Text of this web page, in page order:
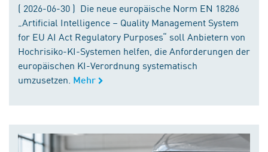
( 2026-06-30 ) Die neue europäische Norm EN 18286
„Artificial Intelligence – Quality Management System
for EU AI Act Regulatory Purposes“ soll Anbietern von
Hochrisiko-KI-Systemen helfen, die Anforderungen der
europäischen KI-Verordnung systematisch
umzusetzen. Mehr